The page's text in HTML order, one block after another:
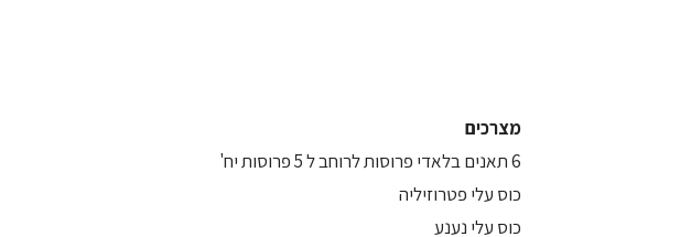
מצרכים
6 תאנים בלאדי פרוסות לרוחב ל 5 פרוסות יח'
כוס עלי פטרוזיליה
כוס עלי נענע